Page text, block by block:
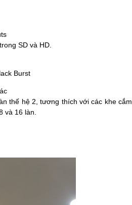
SD và HD.
Burst
thế hệ 2, tương thích với các khe cắm
và 16 làn.